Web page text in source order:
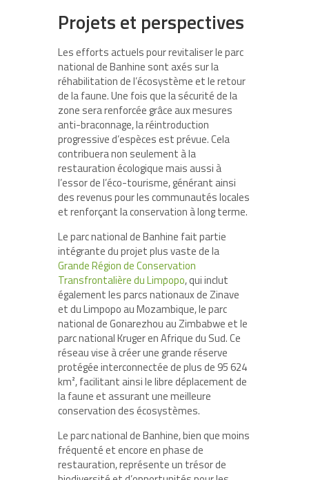
Projets et perspectives
Les efforts actuels pour revitaliser le parc
national de Banhine sont axés sur la
réhabilitation de l’écosystème et le retour
de la faune. Une fois que la sécurité de la
zone sera renforcée grâce aux mesures
anti-braconnage, la réintroduction
progressive d’espèces est prévue. Cela
contribuera non seulement à la
restauration écologique mais aussi à
l’essor de l’éco-tourisme, générant ainsi
des revenus pour les communautés locales
et renforçant la conservation à long terme.
Le parc national de Banhine fait partie
intégrante du projet plus vaste de la
Grande Région de Conservation
Transfrontalière du Limpopo, qui inclut
également les parcs nationaux de Zinave
et du Limpopo au Mozambique, le parc
national de Gonarezhou au Zimbabwe et le
parc national Kruger en Afrique du Sud. Ce
réseau vise à créer une grande réserve
protégée interconnectée de plus de 95 624
km², facilitant ainsi le libre déplacement de
la faune et assurant une meilleure
conservation des écosystèmes.
Le parc national de Banhine, bien que moins
fréquenté et encore en phase de
restauration, représente un trésor de